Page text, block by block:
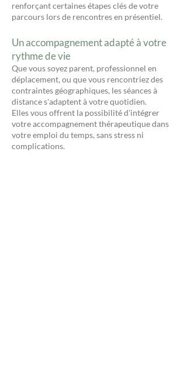
renforçant certaines étapes clés de votre
parcours lors de rencontres en présentiel.
Un accompagnement adapté à votre
rythme de vie
Que vous soyez parent, professionnel en
déplacement, ou que vous rencontriez des
contraintes géographiques, les séances à
distance s'adaptent à votre quotidien.
Elles vous offrent la possibilité d'intégrer
votre accompagnement thérapeutique dans
votre emploi du temps, sans stress ni
complications.